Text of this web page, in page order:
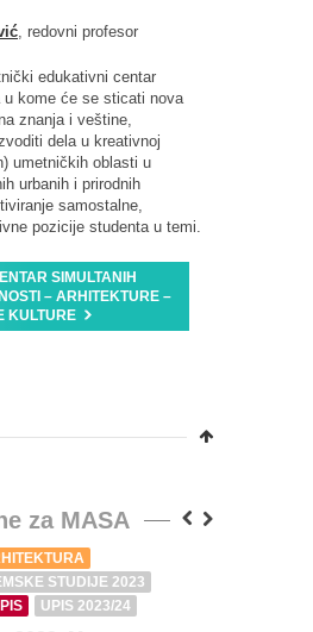
, redovni profesor
edukativni centar
u kome će se sticati nova
znanja i veštine,
dela u kreativnoj
umetničkih oblasti u
urbanih i prirodnih
samostalne,
pozicije studenta u temi.
SIMULTANIH
– ARHITEKTURE –
KULTURE
za MASA
STUDIJE 2023
UPIS 2023/24